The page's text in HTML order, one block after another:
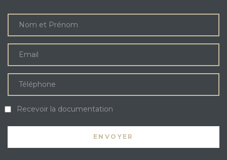
Recevoir la documentation